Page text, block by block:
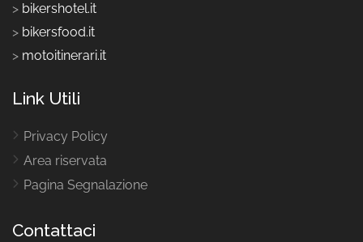
> bikershotel.it
> bikersfood.it
> motoitinerari.it
Link Utili
Privacy Policy
Area riservata
Pagina Segnalazione
Contattaci